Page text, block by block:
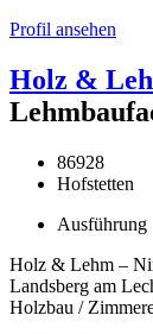
Profil ansehen
Holz &
86928
Hofstetten
Ausführung
Holz & Lehm –
Landsberg am
Holzbau /